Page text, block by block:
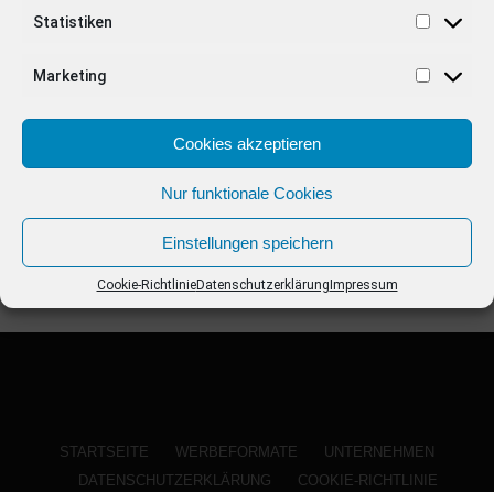
Statistiken
Marketing
Cookies akzeptieren
Nur funktionale Cookies
Einstellungen speichern
Cookie-RichtlinieDatenschutzerklärung Impressum
STARTSEITE WERBEFORMATE
UNTERNEHMEN
DATENSCHUTZERKLÄRUNG
COOKIE-RICHTLINIE